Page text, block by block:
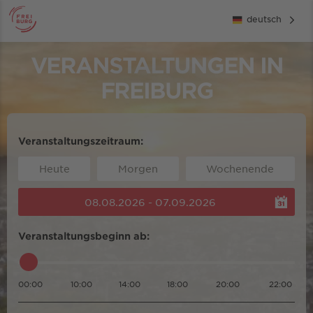
deutsch
VERANSTALTUNGEN IN
FREIBURG
Veranstaltungszeitraum:
Heute Morgen Wochenende
08.08.2026 - 07.09.2026
Veranstaltungsbeginn ab:
00:00 10:00 14:00 18:00 20:00 22:00